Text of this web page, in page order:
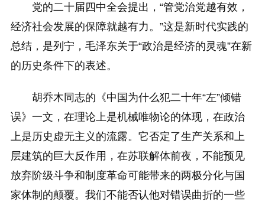
党的二十届四中全会提出，“管党治党越有效，
经济社会发展的保障就越有力。”这是新时代实践的
总结，是列宁，毛泽东关于“政治是经济的灵魂”在新
的历史条件下的表述。
胡乔木同志的《中国为什么犯二十年“左”倾错
误》一文，在理论上是机械唯物论的体现，在政治
上是历史虚无主义的流露。它否定了生产关系和上
层建筑的巨大反作用，在苏联解体前夜，不能预见
放弃阶级斗争和制度革命可能带来的两极分化与国
家体制的颠覆。我们不能否认他对错误曲折的一些